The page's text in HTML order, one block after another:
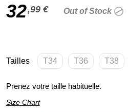
32,99 € Out of Stock
Tailles T34 T36 T38
Prenez votre taille habituelle.
Size Chart